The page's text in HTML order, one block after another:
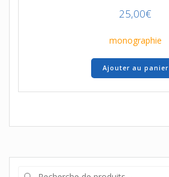
25,00€
monographie
Ajouter au panier